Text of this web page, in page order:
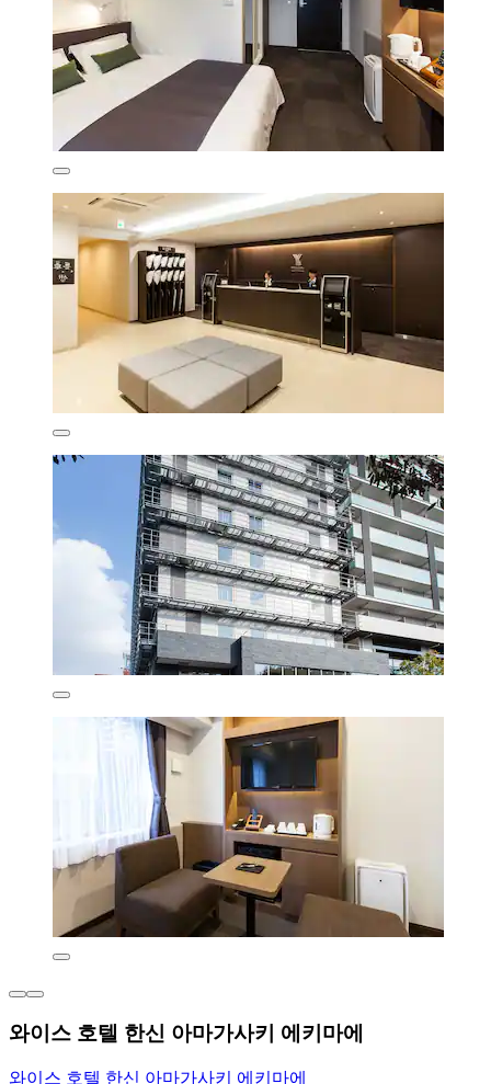
와이스 호텔 한신 아마가사키 에키마에
와이스 호텔 한신 아마가사키 에키마에